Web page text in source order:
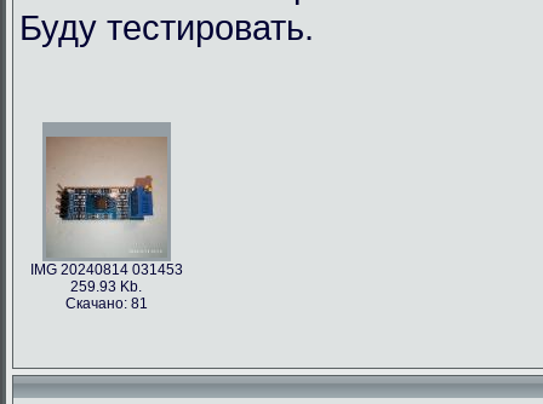
Буду тестировать.
IMG 20240814 031453
259.93 Kb.
Скачано: 81